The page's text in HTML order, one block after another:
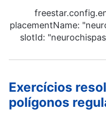
placementName:
slotId:
Exercícios
polígonos